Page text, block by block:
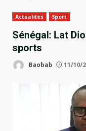
Actualités Sport
Sénégal: Lat
sports
Baobab 11/10/